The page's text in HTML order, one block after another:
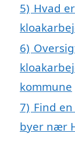
5) Hvad
6)
kommune
7) Find
byer nær